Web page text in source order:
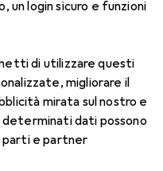
login sicuro e funzioni
di utilizzare questi
migliorare il
mirata sul nostro e
dati possono
parti e partner